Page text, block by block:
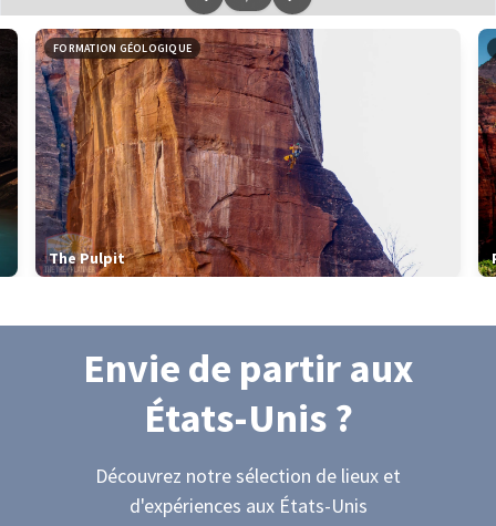
Leaflet|données ©OpenStreetMap OSM France
FORMATION GÉOLOGIQUE
The Pulpit
Envie de partir aux
États-Unis?
Découvrez notre sélection de lieux et
d'expériences aux États-Unis